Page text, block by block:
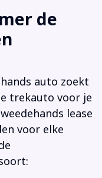
de
auto zoekt
trekauto voor je
lease
voor elke